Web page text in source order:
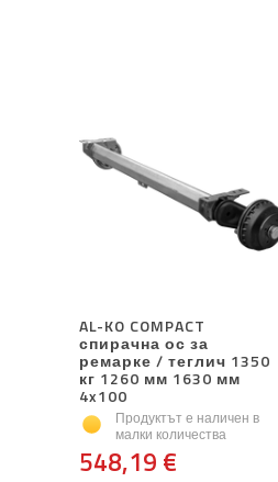
AL-KO COMPACT
спирачна ос за
ремарке / теглич 1350
кг 1260 мм 1630 мм
4x100
Продуктът е наличен в
малки количества
548,19 €